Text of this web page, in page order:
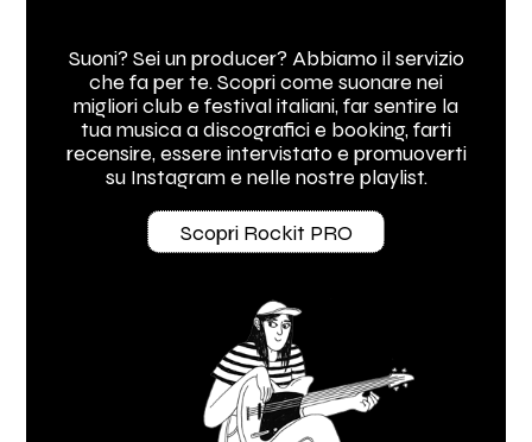
Suoni? Sei un producer? Abbiamo il servizio
che fa per te. Scopri come suonare nei
migliori club e festival italiani, far sentire la
tua musica a discografici e booking, farti
recensire, essere intervistato e promuoverti
su Instagram e nelle nostre playlist.
Scopri Rockit PRO